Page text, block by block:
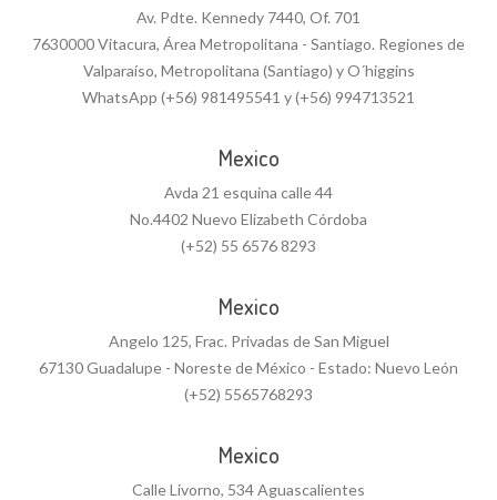
Av. Pdte. Kennedy 7440, Of. 701
7630000 Vitacura, Área Metropolitana - Santiago. Regiones de
Valparaíso, Metropolitana (Santiago) y O´higgins
WhatsApp (+56) 981495541 y (+56) 994713521
Mexico
Avda 21 esquina calle 44
No.4402 Nuevo Elizabeth Córdoba
(+52) 55 6576 8293
Mexico
Angelo 125, Frac. Privadas de San Miguel
67130 Guadalupe - Noreste de México - Estado: Nuevo León
(+52) 5565768293
Mexico
Calle Livorno, 534 Aguascalientes